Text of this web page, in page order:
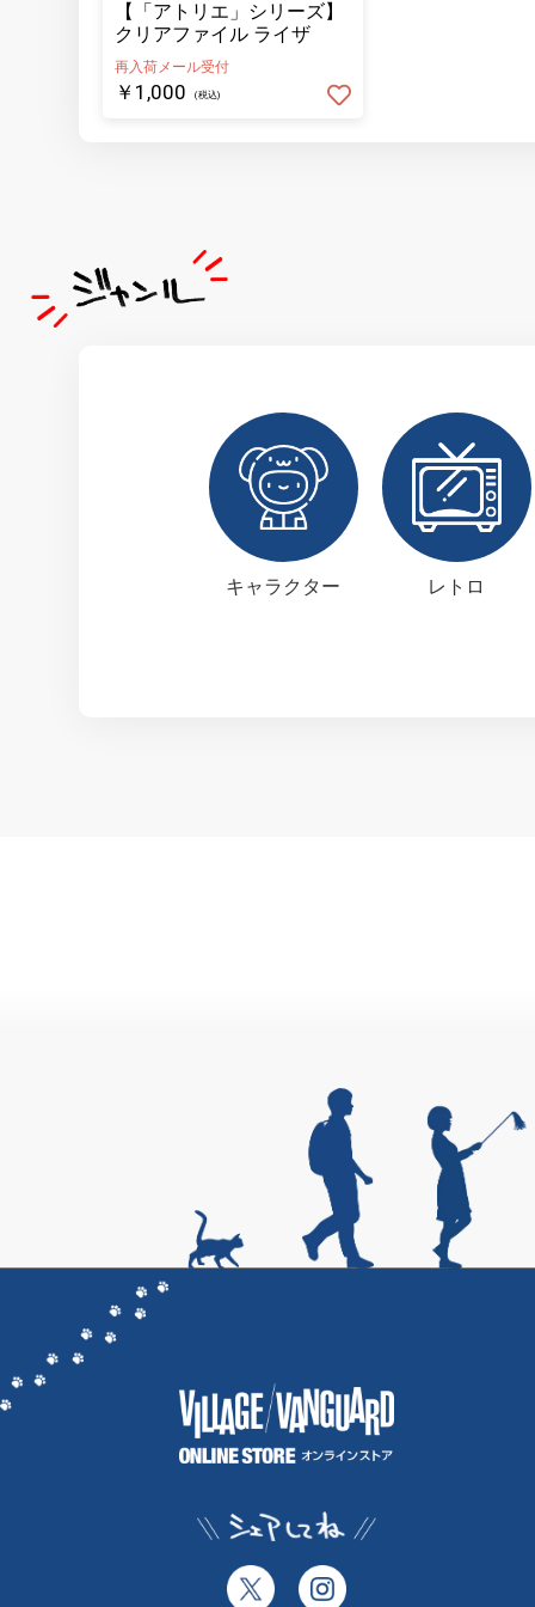
【「アトリエ」シリーズ】
クリアファイル ライザ
再入荷メール受付
￥1,000 (税込)
キャラクター レトロ